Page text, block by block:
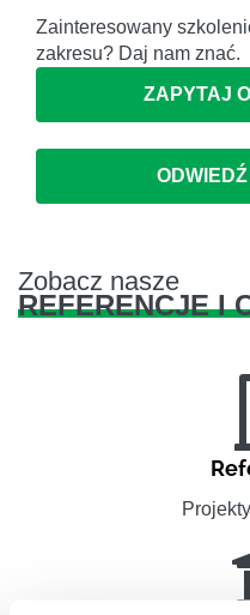
Zainteresowany
zakresu? Daj nam znać.
ZAPYTAJ
Zobacz nasze
REFERENCJE I